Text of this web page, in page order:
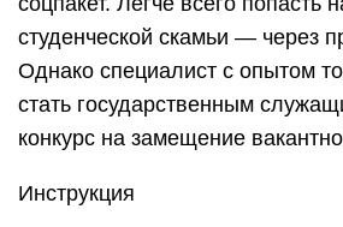
студенческой скамьи — через
Однако специалист с опытом
стать государственным
конкурс на замещение
Инструкция